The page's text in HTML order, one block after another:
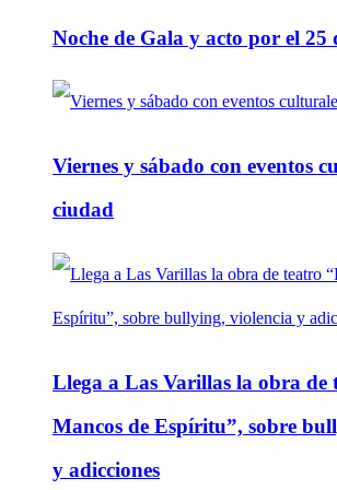
Noche de Gala y acto por el 25
Viernes y sábado con eventos
ciudad
Llega a Las Varillas la obra de
Mancos de Espíritu”, sobre
y adicciones